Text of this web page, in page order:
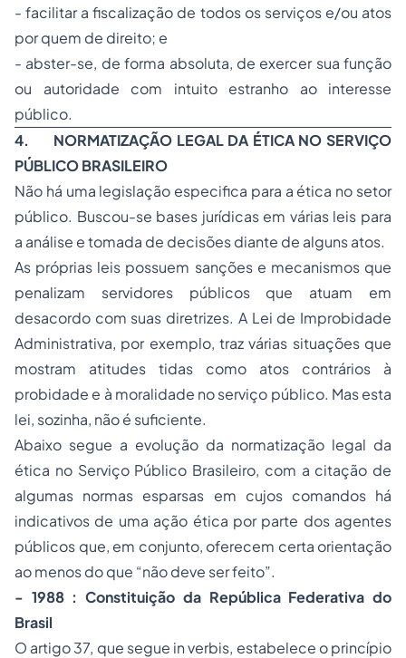
- facilitar a fiscalização de todos os serviços e/ou atos
por quem de direito; e
- abster-se, de forma absoluta, de exercer sua função
ou autoridade com intuito estranho ao interesse
público.
4. NORMATIZAÇÃO LEGAL DA ÉTICA NO SERVIÇO
PÚBLICO BRASILEIRO
Não há uma legislação especifica para a ética no setor
público. Buscou-se bases jurídicas em várias leis para
a análise e tomada de decisões diante de alguns atos.
As próprias leis possuem sanções e mecanismos que
penalizam servidores públicos que atuam em
desacordo com suas diretrizes. A Lei de Improbidade
Administrativa, por exemplo, traz várias situações que
mostram atitudes tidas como atos contrários à
probidade e à moralidade no serviço público. Mas esta
lei, sozinha, não é suficiente.
Abaixo segue a evolução da normatização legal da
ética no Serviço Público Brasileiro, com a citação de
algumas normas esparsas em cujos comandos há
indicativos de uma ação ética por parte dos agentes
públicos que, em conjunto, oferecem certa orientação
ao menos do que “não deve ser feito”.
- 1988 : Constituição da República Federativa do
Brasil
O artigo 37, que segue in verbis, estabelece o princípio